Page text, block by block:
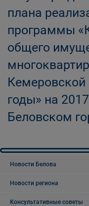
плана
программы
общего
Кемеровской
годы» на
Беловском
Новости Белова
Новости региона
Консультативные советы